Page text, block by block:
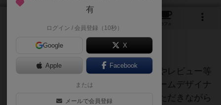
カフェ
ご協力ください
当サイトに掲載されている作品説明文やレビュー等
の情報は、ボドゲーマ運営事務局・ゲームデザイナ
ーご本人様・有志の皆様にご協力をいただきながら
有
ログイン / 会員登録（10秒）
Google X
Apple Facebook
または
メールで会員登録